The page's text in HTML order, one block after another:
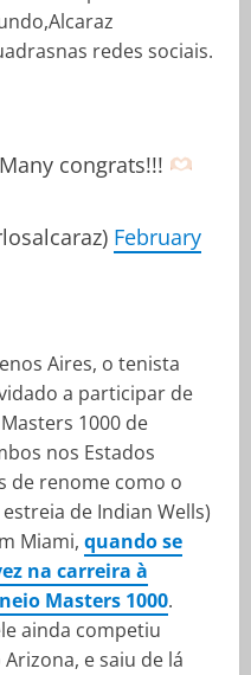
redes sociais.
Many congrats!!!
February
Aires, o tenista
a participar de
1000 de
nos Estados
de renome como o
de Indian Wells)
Miami, quando se
na carreira à
Masters 1000.
ainda competiu
e saiu de lá